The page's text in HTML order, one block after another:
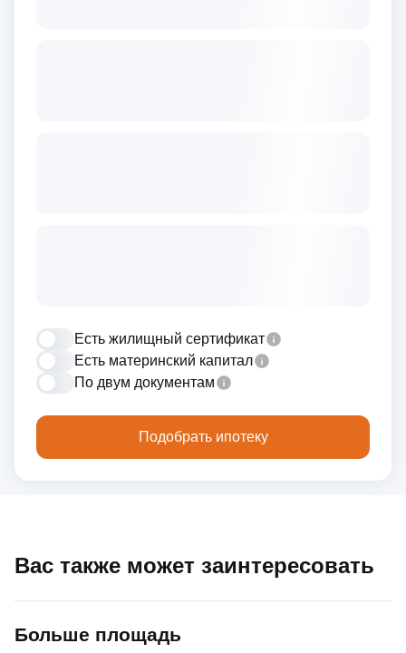
Есть жилищный сертификат
Есть материнский капитал
По двум документам
Подобрать ипотеку
Вас также может заинтересовать
Больше площадь